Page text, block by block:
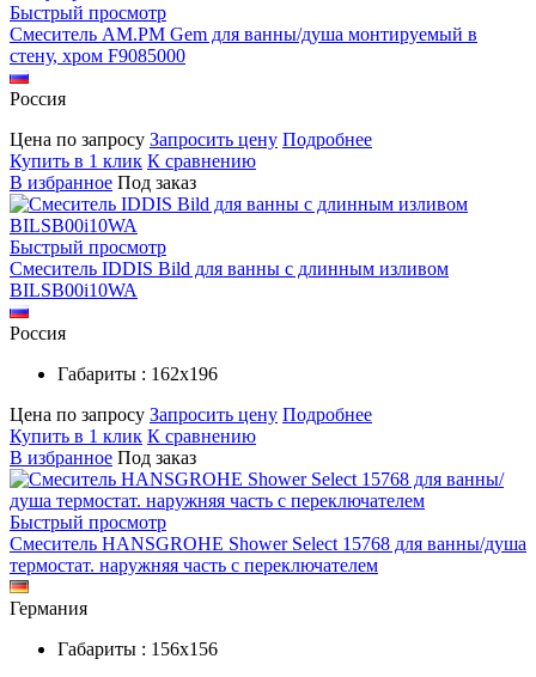
Быстрый просмотр
Смеситель AM.PM Gem для ванны/душа монтируемый в
стену, хром F9085000
Россия
Цена по запросу Запросить цену Подробнее
Купить в 1 клик К сравнению
В избранное Под заказ
Быстрый просмотр
Смеситель IDDIS Bild для ванны с длинным изливом
BILSB00i10WA
Россия
Габариты : 162х196
Цена по запросу Запросить цену Подробнее
Купить в 1 клик К сравнению
В избранное Под заказ
Быстрый просмотр
Смеситель HANSGROHE Shower Select 15768 для ванны/душа
термостат. наружняя часть с переключателем
Германия
Габариты : 156х156